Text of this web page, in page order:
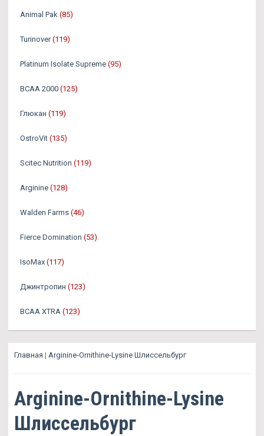
Animal Pak (85)
Turinover (119)
Platinum Isolate Supreme (95)
BCAA 2000 (125)
Глюкан (119)
OstroVit (135)
Scitec Nutrition (119)
Arginine (128)
Walden Farms (46)
Fierce Domination (53)
IsoMax (117)
Джинтропин (123)
BCAA XTRA (123)
Главная | Arginine-Ornithine-Lysine Шлиссельбург
Arginine-Ornithine-Lysine
Шлиссельбург